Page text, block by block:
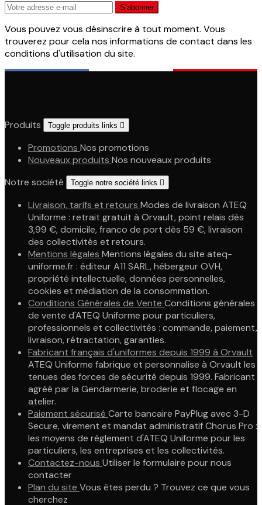
Vous pouvez vous désinscrire à tout moment. Vous
trouverez pour cela nos informations de contact dans les
conditions d'utilisation du site.
Produits Toggle produits links 
Promotions Nos promotions
Nouveaux produits Nos nouveaux produits
Notre société
Toggle notre société links 
Livraison, tarifs et retours Modes de livraison ATEQ
Uniforme : retrait gratuit à Orvault, point relais dès
3,99 €, domicile, franco de port dès 59 €, livraison
des collectivités et retours.
Mentions légales Mentions légales du site ateq-
uniforme.fr : éditeur A11 SARL, hébergeur OVH,
propriété intellectuelle, données personnelles,
cookies et médiation de la consommation.
Conditions Générales de Vente Conditions générales
de vente d'ATEQ Uniforme pour particuliers,
professionnels et collectivités : commande, paiement,
livraison, rétractation, garanties.
Fabricant français d'uniformes depuis 1999 à Orvault
ATEQ Uniforme fabrique et personnalise à Orvault les
tenues des forces de sécurité depuis 1999. Fabricant
agréé par la Gendarmerie, broderie et flocage en
atelier.
Paiement sécurisé Carte bancaire PayPlug avec 3-D
Secure, virement et mandat administratif Chorus Pro :
les moyens de règlement d'ATEQ Uniforme pour les
particuliers, les entreprises et les collectivités.
Contactez-nous Utiliser le formulaire pour nous
contacter
Plan du site Vous êtes perdu ? Trouvez ce que vous
cherchez